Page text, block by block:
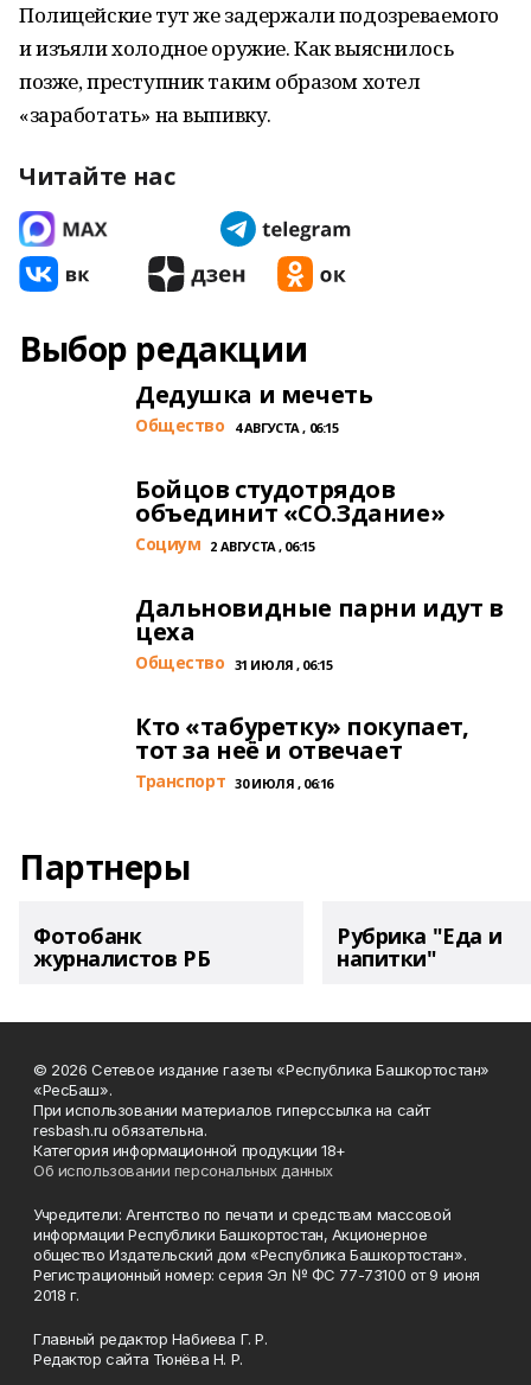
Полицейские тут же задержали подозреваемого
и изъяли холодное оружие. Как выяснилось
позже, преступник таким образом хотел
«заработать» на выпивку.
Читайте нас
Выбор редакции
Дедушка и мечеть
Общество 4 АВГУСТА , 06:15
Бойцов студотрядов
объединит «СО.Здание»
Cоциум 2 АВГУСТА , 06:15
Дальновидные парни идут в
цеха
Общество 31 ИЮЛЯ , 06:15
Кто «табуретку» покупает,
тот за неё и отвечает
Транспорт 30 ИЮЛЯ , 06:16
Партнеры
Фотобанк
журналистов РБ
Рубрика "Еда и
напитки"
© 2026 Сетевое издание газеты «Республика Башкортостан»
«РесБаш».
При использовании материалов гиперссылка на сайт
resbash.ru обязательна.
Категория информационной продукции 18+
Об использовании персональных данных
Учредители: Агентство по печати и средствам массовой
информации Республики Башкортостан, Акционерное
общество Издательский дом «Республика Башкортостан».
Регистрационный номер: серия Эл № ФС 77-73100 от 9 июня
2018 г.
Главный редактор Набиева Г. Р.
Редактор сайта Тюнёва Н. Р.